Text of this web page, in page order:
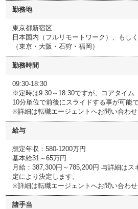
勤務地
東京都新宿区
日本国内（フルリモートワーク）、もし
（東京・大阪・石狩・福岡）
勤務時間
09:30-18:30
※定時は9:30～18:30ですが、コアタイム
10分単位で前後にスライドする事が可能で
※詳細は転職エージェントへお問い合わせ
給与
想定年収：580-1200万円
基本給31～65万円
月給：387,300円～785,200円 与詳細は
定により決定します。
※詳細は転職エージェントへお問い合わせ
諸手当